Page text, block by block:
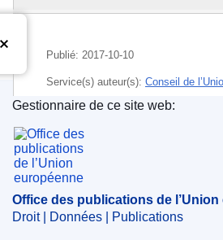
Publié: 2017-10-10
Service(s) auteur(s): Conseil de
IMMC : PE 40 2017 INIT
Office des publications de
Gestionnaire de ce site web:
Office des publications de
Droit | Données | Publications